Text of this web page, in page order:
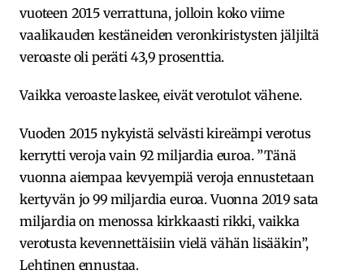
vuoteen 2015 verrattuna, jolloin koko viime
vaalikauden kestäneiden veronkiristysten jäljiltä
veroaste oli peräti 43,9 prosenttia.
Vaikka veroaste laskee, eivät verotulot vähene.
Vuoden 2015 nykyistä selvästi kireämpi verotus
kerrytti veroja vain 92 miljardia euroa. ”Tänä
vuonna aiempaa kevyempiä veroja ennustetaan
kertyvän jo 99 miljardia euroa. Vuonna 2019 sata
miljardia on menossa kirkkaasti rikki, vaikka
verotusta kevennettäisiin vielä vähän lisääkin”,
Lehtinen ennustaa.